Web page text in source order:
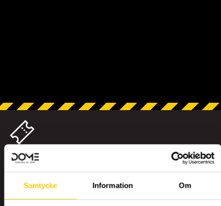
Samtycke Information Om
KALAS